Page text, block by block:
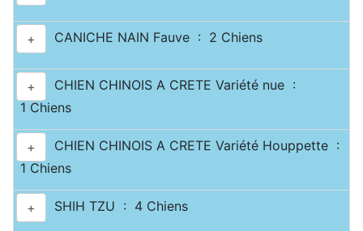
+ CANICHE NAIN Fauve : 2 Chiens
+
CHIEN CHINOIS A CRETE Variété nue :
1 Chiens
+
CHIEN CHINOIS A CRETE Variété Houppette :
1 Chiens
+ SHIH TZU : 4 Chiens